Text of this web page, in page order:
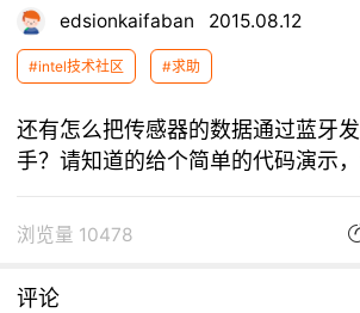
edsionkaifaban 2015.08.12
#intel技术社区 #求助
还有怎么把传感器的数据通过蓝牙
手？请知道的给个简单的代码演示，
浏览量 10478
评论